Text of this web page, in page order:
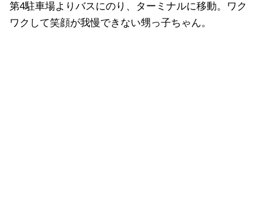
第4駐車場よりバスにのり、ターミナルに移動。ワク
ワクして笑顔が我慢できない甥っ子ちゃん。